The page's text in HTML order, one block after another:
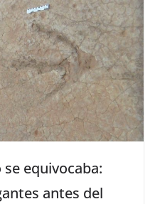
se equivocaba:
antes del